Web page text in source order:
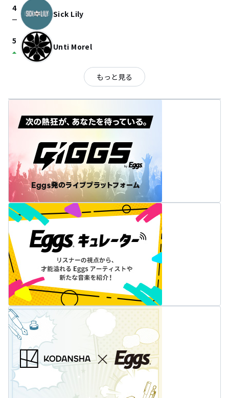
4
check_indeterminate_small Sick Lily
5
arrow_drop_up Unti Morel
もっと見る